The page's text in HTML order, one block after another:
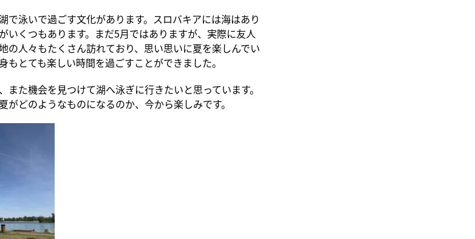
で泳いで過ごす文化があります。スロバキアには海はあり
いくつもあります。まだ5月ではありますが、実際に友人
の人々もたくさん訪れており、思い思いに夏を楽しんでい
もとても楽しい時間を過ごすことができました。
また機会を見つけて湖へ泳ぎに行きたいと思っています。
がどのようなものになるのか、今から楽しみです。